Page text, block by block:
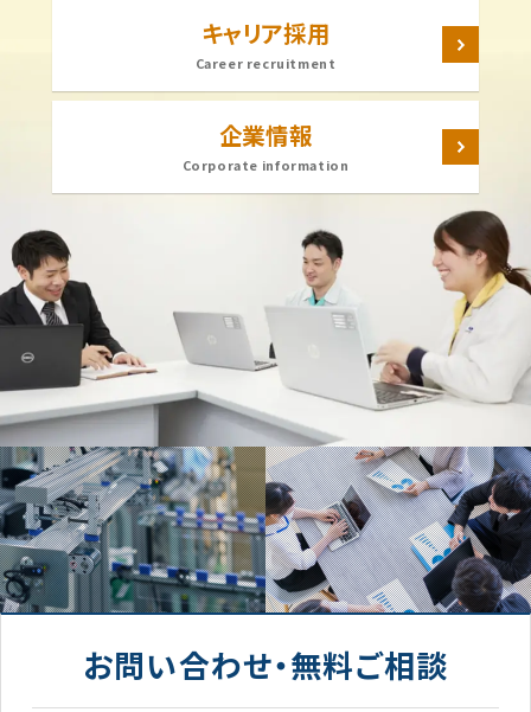
キャリア採用
Career recruitment
企業情報
Corporate information
お問い合わせ・無料ご相談